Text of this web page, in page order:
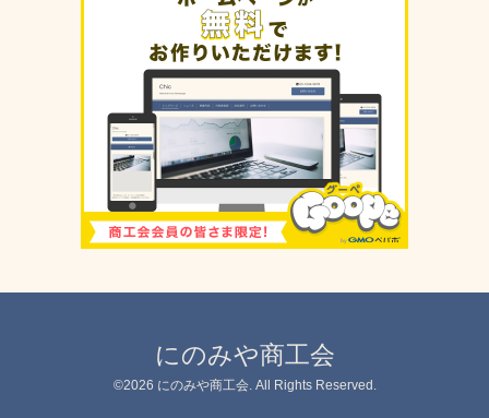
にのみや商工会
©2026 にのみや商工会. All Rights Reserved.